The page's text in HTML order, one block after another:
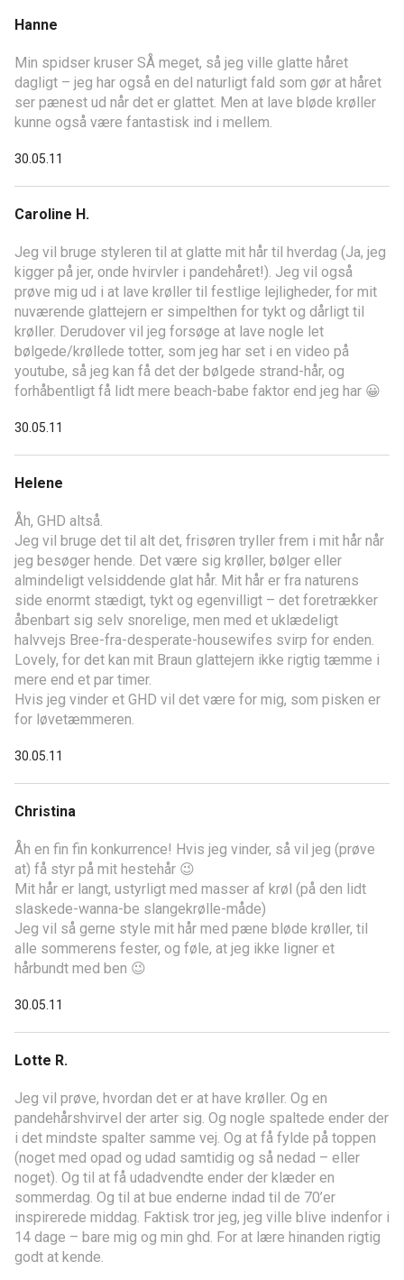
Hanne
Min spidser kruser SÅ meget, så jeg ville glatte håret
dagligt – jeg har også en del naturligt fald som gør at håret
ser pænest ud når det er glattet. Men at lave bløde krøller
kunne også være fantastisk ind i mellem.
30.05.11
Caroline H.
Jeg vil bruge styleren til at glatte mit hår til hverdag (Ja, jeg
kigger på jer, onde hvirvler i pandehåret!). Jeg vil også
prøve mig ud i at lave krøller til festlige lejligheder, for mit
nuværende glattejern er simpelthen for tykt og dårligt til
krøller. Derudover vil jeg forsøge at lave nogle let
bølgede/krøllede totter, som jeg har set i en video på
youtube, så jeg kan få det der bølgede strand-hår, og
forhåbentligt få lidt mere beach-babe faktor end jeg har 😀
30.05.11
Helene
Åh, GHD altså.
Jeg vil bruge det til alt det, frisøren tryller frem i mit hår når
jeg besøger hende. Det være sig krøller, bølger eller
almindeligt velsiddende glat hår. Mit hår er fra naturens
side enormt stædigt, tykt og egenvilligt – det foretrækker
åbenbart sig selv snorelige, men med et uklædeligt
halvvejs Bree-fra-desperate-housewifes svirp for enden.
Lovely, for det kan mit Braun glattejern ikke rigtig tæmme i
mere end et par timer.
Hvis jeg vinder et GHD vil det være for mig, som pisken er
for løvetæmmeren.
30.05.11
Christina
Åh en fin fin konkurrence! Hvis jeg vinder, så vil jeg (prøve
at) få styr på mit hestehår 😉
Mit hår er langt, ustyrligt med masser af krøl (på den lidt
slaskede-wanna-be slangekrølle-måde)
Jeg vil så gerne style mit hår med pæne bløde krøller, til
alle sommerens fester, og føle, at jeg ikke ligner et
hårbundt med ben 😉
30.05.11
Lotte R.
Jeg vil prøve, hvordan det er at have krøller. Og en
pandehårshvirvel der arter sig. Og nogle spaltede ender der
i det mindste spalter samme vej. Og at få fylde på toppen
(noget med opad og udad samtidig og så nedad – eller
noget). Og til at få udadvendte ender der klæder en
sommerdag. Og til at bue enderne indad til de 70’er
inspirerede middag. Faktisk tror jeg, jeg ville blive indenfor i
14 dage – bare mig og min ghd. For at lære hinanden rigtig
godt at kende.